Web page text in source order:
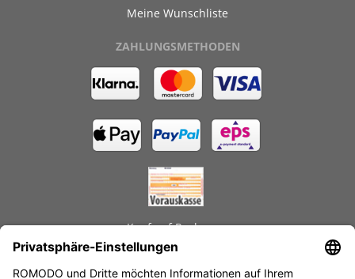
Meine Wunschliste
ZAHLUNGSMETHODEN
Kauf auf Rechnung